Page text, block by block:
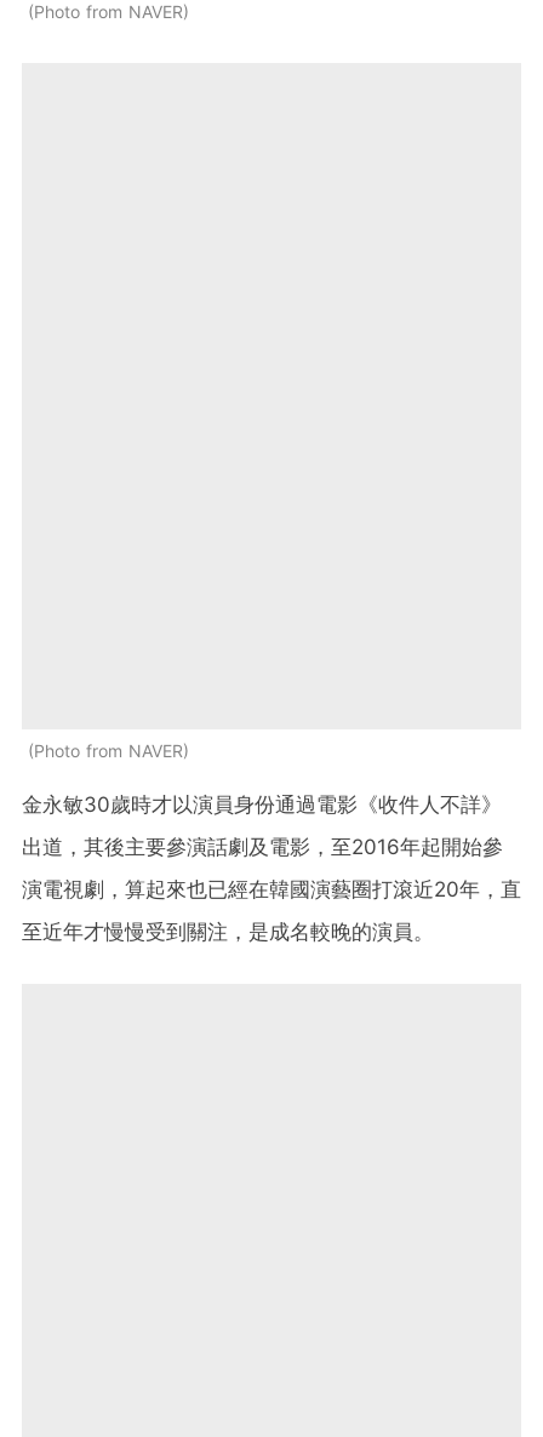
Photo from NAVER
Photo from NAVER
金永敏30歲時才以演員身份通過電影《收件人不詳》
出道，其後主要參演話劇及電影，至2016年起開始參
演電視劇，算起來也已經在韓國演藝圈打滾近20年，直
至近年才慢慢受到關注，是成名較晚的演員。